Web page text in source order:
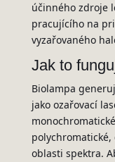
účinného zdroje
pracujícího na
vyzařovaného
Jak to
Biolampa
jako ozařovací
polychromatické,
oblasti spektra.